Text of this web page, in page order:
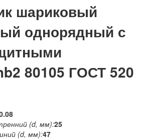
шариковый
однорядный с
80105 ГОСТ 520
(d, мм):25
(d, мм):47